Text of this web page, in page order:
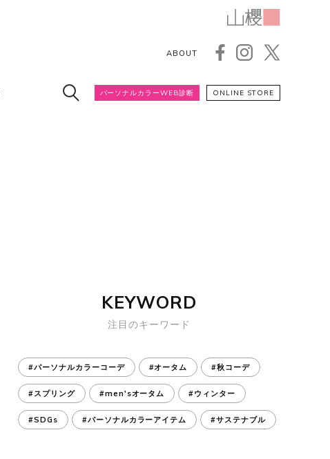
ABOUT
パーソナルカラーWEB診断 ONLINE STORE
KEYWORD
注目のキーワード
#パーソナルカラーコーデ #オータム #秋コーデ
#スプリング #men'sオータム #ウィンター
#SDGs #パーソナルカラーアイテム #サステナブル